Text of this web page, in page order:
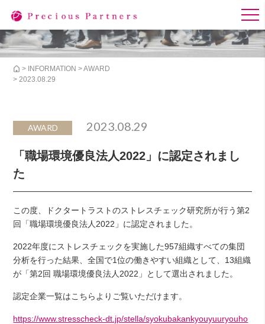
> INFORMATION >AWARD
> 2023.08.29
AWARD 2023.08.29
「職場環境優良法人2022」に認定されまし
た
この度、ドクタートラストのストレスチェック研究所が行う第2
回「職場環境優良法人2022」に認定されました。
2022年度にストレスチェックを実施した957組織すべての集団
分析を行った結果、全国で1位の働きやすい組織として、13組織
が「第2回 職場環境優良法人2022」として選出されました。
認定企業一覧はこちらよりご覧いただけます。
https://www.stresscheck-dt.jp/stella/syokubakankyouyuuryouho